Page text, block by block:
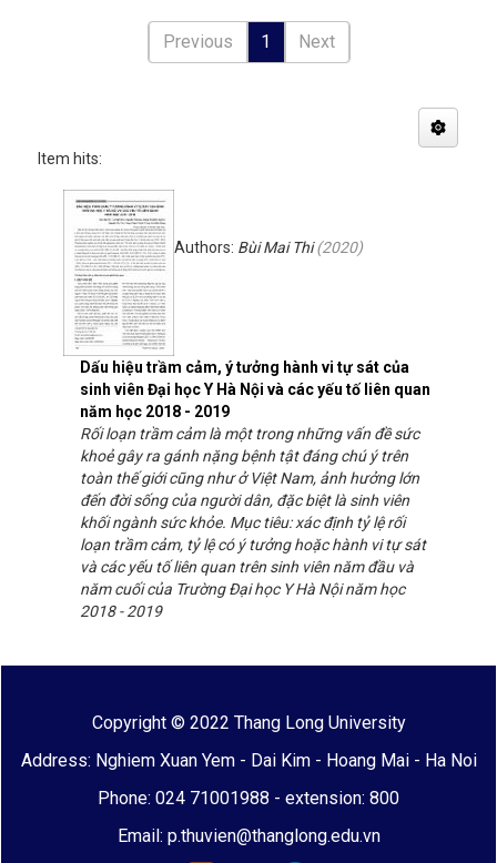
Previous 1 Next
Item hits:
Dấu hiệu trầm cảm, ý tưởng hành vi tự sát của
sinh viên Đại học Y Hà Nội và các yếu tố liên quan
năm học 2018 - 2019
Authors: Bùi Mai Thi(2020)
Rối loạn trầm cảm là một trong những vấn đề sức
khoẻ gây ra gánh nặng bệnh tật đáng chú ý trên
toàn thế giới cũng như ở Việt Nam, ảnh hưởng lớn
đến đời sống của người dân, đặc biệt là sinh viên
khối ngành sức khỏe. Mục tiêu: xác định tỷ lệ rối
loạn trầm cảm, tỷ lệ có ý tưởng hoặc hành vi tự sát
và các yếu tố liên quan trên sinh viên năm đầu và
năm cuối của Trường Đại học Y Hà Nội năm học
2018 - 2019
Copyright © 2022 Thang Long University
Address: Nghiem Xuan Yem - Dai Kim - Hoang Mai - Ha Noi
Phone: 024 71001988 - extension: 800
Email: p.thuvien@thanglong.edu.vn